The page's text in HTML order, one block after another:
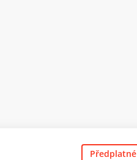
Předplatné